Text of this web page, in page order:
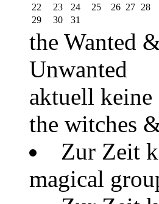
22
23 24 25 26 27 28
29
30 31
the Wanted
Unwanted
aktuell keine
the witches
Zur Zeit
magical